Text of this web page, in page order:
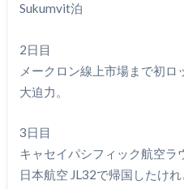
Sukumvit泊
2日目
メークロン線上市場まで初
大迫力。
3日目
キャセイパシフィック航空ラ
日本航空 JL32で帰国したけ